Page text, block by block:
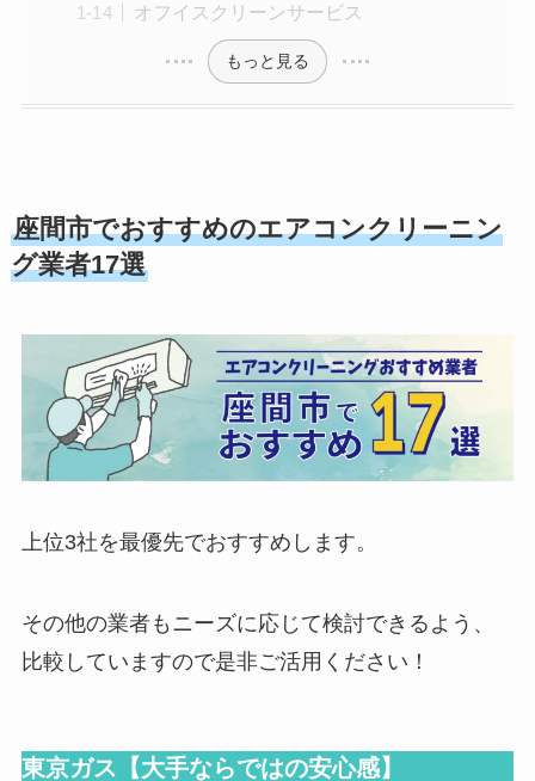
オフイスクリーンサービス
もっと見る
座間市でおすすめのエアコンクリーニン
グ業者17選
上位3社を最優先でおすすめします。
その他の業者もニーズに応じて検討できるよう、
比較していますので是非ご活用ください！
東京ガス【大手ならではの安心感】